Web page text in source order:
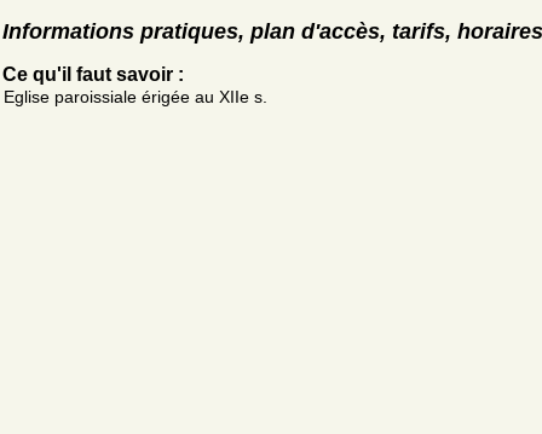
Informations pratiques, plan d'accès, tarifs, horaires
Ce qu'il faut savoir :
Eglise paroissiale érigée au XIIe s.